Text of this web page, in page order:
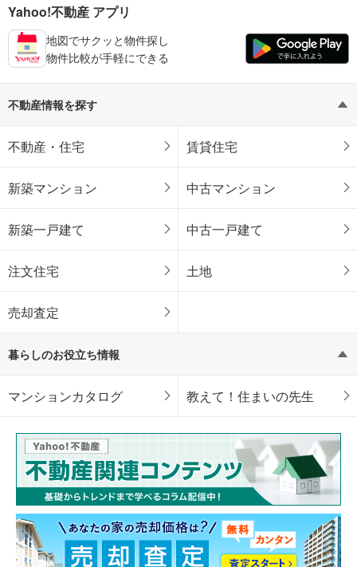
Yahoo!不動産 アプリ
地図でサクッと物件探し
物件比較が手軽にできる
不動産情報を探す
不動産・住宅 賃貸住宅
新築マンション 中古マンション
新築一戸建て 中古一戸建て
注文住宅 土地
売却査定
暮らしのお役立ち情報
マンションカタログ 教えて！住まいの先生